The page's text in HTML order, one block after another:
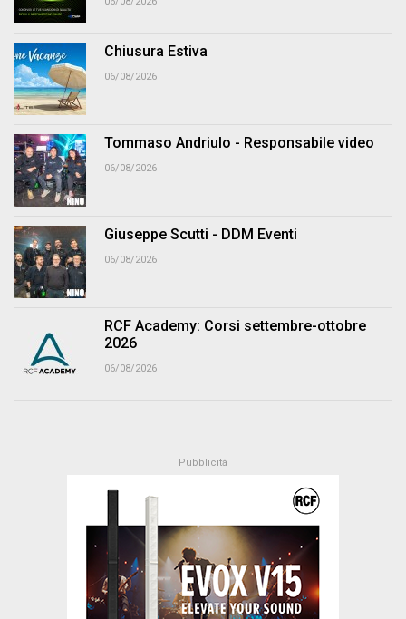
Chiusura Estiva
06/08/2026
Tommaso Andriulo - Responsabile video
06/08/2026
Giuseppe Scutti - DDM Eventi
06/08/2026
RCF Academy: Corsi settembre-ottobre
2026
06/08/2026